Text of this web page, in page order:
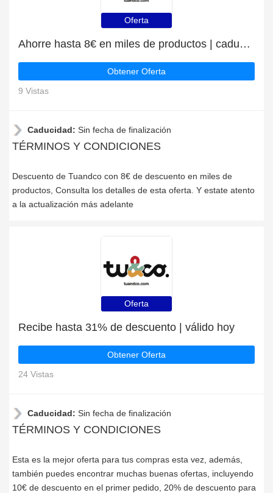
Oferta
Ahorre hasta 8€ en miles de productos | caduca pronto
Obtener Oferta
9 Vistas
Caducidad: Sin fecha de finalización
TÉRMINOS Y CONDICIONES
Descuento de Tuandco con 8€ de descuento en miles de
productos, Consulta los detalles de esta oferta. Y estate atento
a la actualización más adelante
Oferta
Recibe hasta 31% de descuento | válido hoy
Obtener Oferta
24 Vistas
Caducidad: Sin fecha de finalización
TÉRMINOS Y CONDICIONES
Esta es la mejor oferta para tus compras esta vez, además,
también puedes encontrar muchas buenas ofertas, incluyendo
10€ de descuento en el primer pedido, 20% de descuento para